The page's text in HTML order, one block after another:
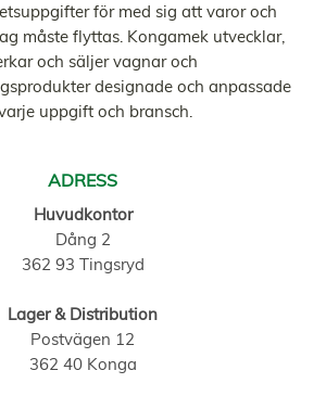
för med sig att varor och
måste flyttas. Kongamek utvecklar,
och säljer vagnar och
designade och anpassade
uppgift och bransch.
ADRESS
Huvudkontor
Dång 2
362 93 Tingsryd
Lager & Distribution
Postvägen 12
362 40 Konga